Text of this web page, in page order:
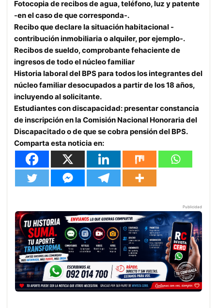
Fotocopia de recibos de agua, teléfono, luz y patente
-en el caso de que corresponda-.
Recibo que declare la situación habitacional -
contribución inmobiliaria o alquiler, por ejemplo-.
Recibos de sueldo, comprobante fehaciente de
ingresos de todo el núcleo familiar
Historia laboral del BPS para todos los integrantes del
núcleo familiar desocupados a partir de los 18 años,
incluyendo al solicitante.
Estudiantes con discapacidad: presentar constancia
de inscripción en la Comisión Nacional Honoraria del
Discapacitado o de que se cobra pensión del BPS.
Comparta esta noticia en:
Publicidad